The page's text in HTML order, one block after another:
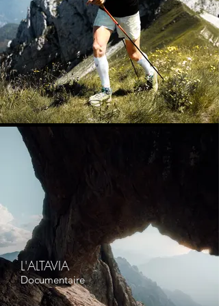
L'ALTAVIA
Documentaire